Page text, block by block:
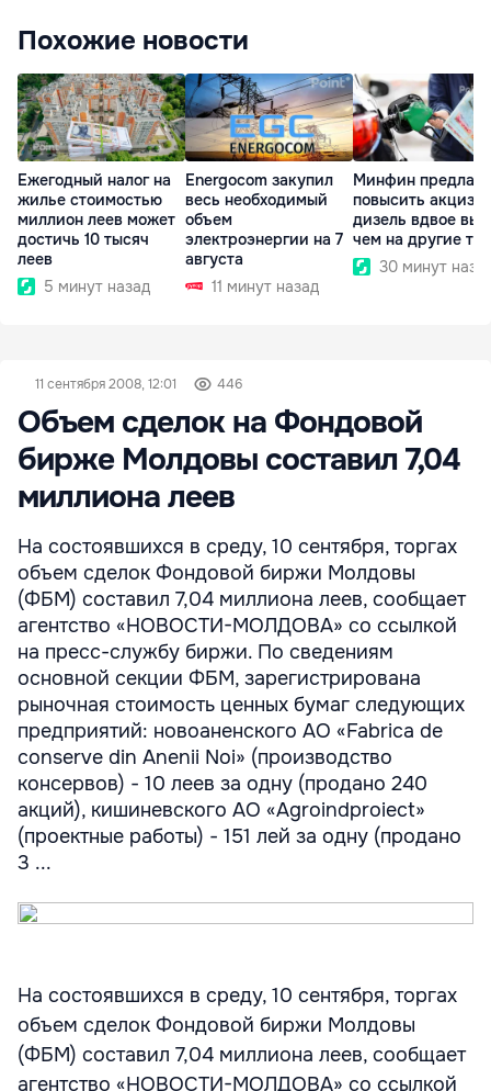
Похожие новости
Ежегодный налог на
жилье стоимостью
миллион леев может
достичь 10 тысяч
леев
5 минут назад
Energocom закупил
весь необходимый
объем
электроэнергии на 7
августа
11 минут назад
Минфин
повысить акциз
дизель вдвое
чем на другие
30 минут
11 сентября 2008, 12:01 446
Объем сделок на Фондовой
бирже Молдовы составил 7,04
миллиона леев
На состоявшихся в среду, 10 сентября, торгах
объем сделок Фондовой биржи Молдовы
(ФБМ) составил 7,04 миллиона леев, сообщает
агентство «НОВОСТИ-МОЛДОВА» со ссылкой
на пресс-службу биржи. По сведениям
основной секции ФБМ, зарегистрирована
рыночная стоимость ценных бумаг следующих
предприятий: новоаненского АО «Fabrica de
conserve din Anenii Noi» (производство
консервов) - 10 леев за одну (продано 240
акций), кишиневского АО «Agroindproiect»
(проектные работы) - 151 лей за одну (продано
3 ...
На состоявшихся в среду, 10 сентября, торгах
объем сделок Фондовой биржи Молдовы
(ФБМ) составил 7,04 миллиона леев, сообщает
агентство «НОВОСТИ-МОЛДОВА» со ссылкой